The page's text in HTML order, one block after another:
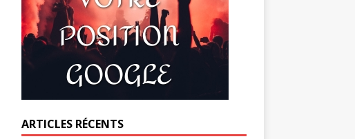
ARTICLES RÉCENTS